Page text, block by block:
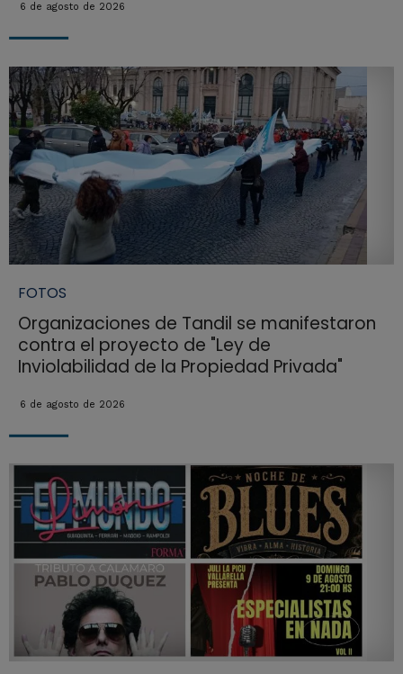
6 de agosto de 2026
FOTOS
Organizaciones de Tandil se manifestaron
contra el proyecto de "Ley de
Inviolabilidad de la Propiedad Privada"
6 de agosto de 2026